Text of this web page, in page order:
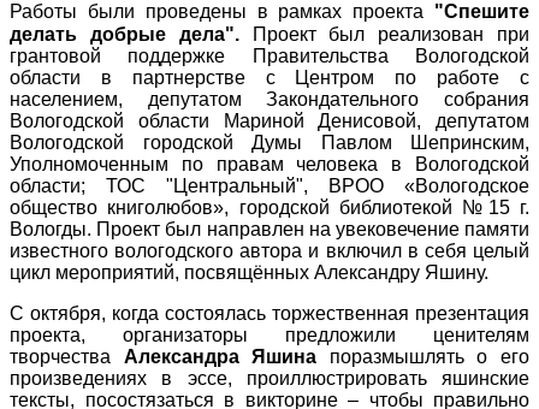
Работы были проведены в рамках проекта "Спешите
делать добрые дела".Проект был реализован при
грантовой поддержке Правительства Вологодской
области в партнерстве с Центром по работе с
населением, депутатом Закондательного собрания
Вологодской области Мариной Денисовой, депутатом
Вологодской городской Думы Павлом Шепринским,
Уполномоченным по правам человека в Вологодской
области; ТОС "Центральный", ВРОО «Вологодское
общество книголюбов», городской библиотекой №15 г.
Вологды. Проект был направлен на увековечение памяти
известного вологодского автора и включил в себя целый
цикл мероприятий, посвящённых Александру Яшину.
С октября, когда состоялась торжественная презентация
проекта, организаторы предложили ценителям
творчества Александра Яшина поразмышлять о его
произведениях в эссе, проиллюстрировать яшинские
тексты, посостязаться в викторине – чтобы правильно